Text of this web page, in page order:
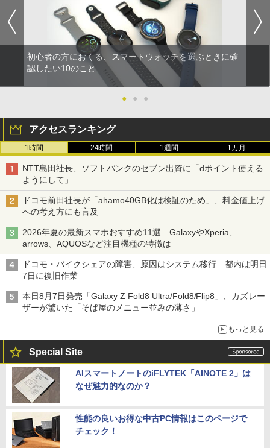
初心者の方におくる、スマートウォッチを選ぶときに確
認したい10のこと
● ● ●
アクセスランキング
1時間 24時間 1週間 1カ月
NTT島田社長、ソフトバンクのセブン出資に「dポイント使える
ようにして」
ドコモ前田社長が「ahamo40GB化は検証のため」、料金値上げ
への考え方にも言及
2026年夏の最新スマホおすすめ11選 GalaxyやXperia、
arrows、AQUOSなど注目機種の特徴は
ドコモ・バイクシェアの障害、原因はシステム移行 都内は明日
7日に復旧作業
本日8月7日発売「Galaxy Z Fold8 Ultra/Fold8/Flip8」、カズレー
ザーが驚いた「そば屋のメニュー並みの薄さ」
もっと見る
Special Site
AIスマートノートのiFLYTEK「AINOTE 2」は
なぜ魅力的なのか？
性能の良いお得な中古PC情報はこのページで
チェック！